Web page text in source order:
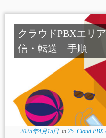
クラウドPBXエリ
信・転送 手順
2025年4月15日in 75_Cloud PBX